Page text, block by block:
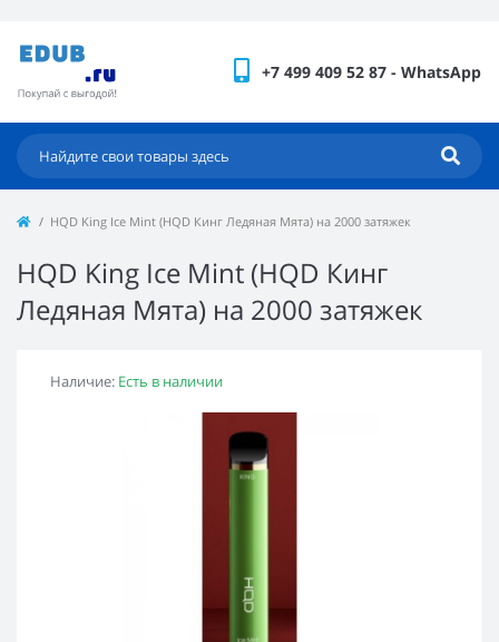
+7 499 409 52 87 - WhatsApp
HQD King Ice Mint (HQD Кинг Ледяная Мята) на 2000 затяжек
HQD King Ice Mint (HQD Кинг
Ледяная Мята) на 2000 затяжек
Наличие: Есть в наличии